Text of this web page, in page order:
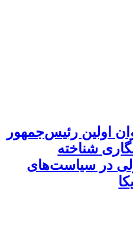
اولین رئیس‌جمهور
شناخته
در سیاست‌های